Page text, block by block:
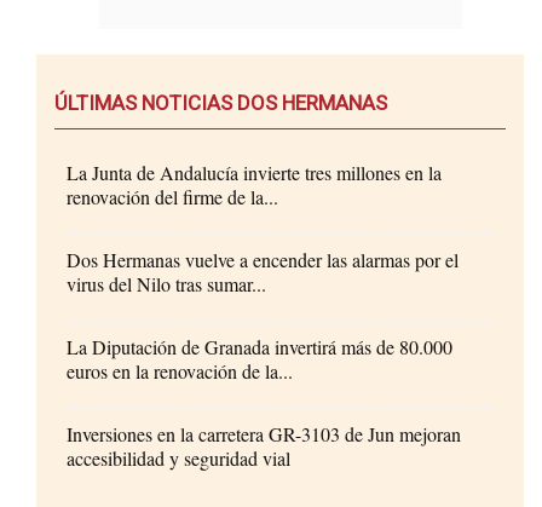
ÚLTIMAS NOTICIAS DOS HERMANAS
La Junta de Andalucía invierte tres millones en la
renovación del firme de la...
Dos Hermanas vuelve a encender las alarmas por el
virus del Nilo tras sumar...
La Diputación de Granada invertirá más de 80.000
euros en la renovación de la...
Inversiones en la carretera GR-3103 de Jun mejoran
accesibilidad y seguridad vial